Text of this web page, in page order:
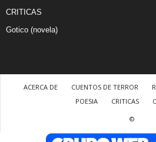
CRITICAS
Gotico (novela)
ACERCA DE CUENTOS DE TERROR
POESIA
CRITICAS
©